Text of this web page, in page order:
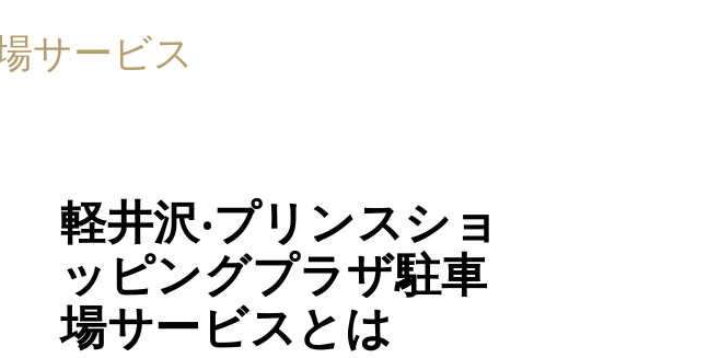
サービス
軽井沢‧プリンスショ
ッピングプラザ駐車
場サービスとは